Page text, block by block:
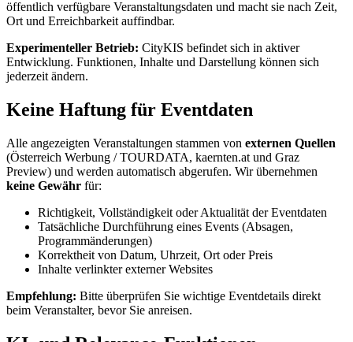
öffentlich verfügbare Veranstaltungsdaten und macht sie nach Zeit,
Ort und Erreichbarkeit auffindbar.
Experimenteller Betrieb: CityKIS befindet sich in aktiver
Entwicklung. Funktionen, Inhalte und Darstellung können sich
jederzeit ändern.
Keine Haftung für Eventdaten
Alle angezeigten Veranstaltungen stammen von externen Quellen
(Österreich Werbung / TOURDATA, kaernten.at und Graz
Preview) und werden automatisch abgerufen. Wir übernehmen
keine Gewähr für:
Richtigkeit, Vollständigkeit oder Aktualität der Eventdaten
Tatsächliche Durchführung eines Events (Absagen,
Programmänderungen)
Korrektheit von Datum, Uhrzeit, Ort oder Preis
Inhalte verlinkter externer Websites
Empfehlung: Bitte überprüfen Sie wichtige Eventdetails direkt
beim Veranstalter, bevor Sie anreisen.